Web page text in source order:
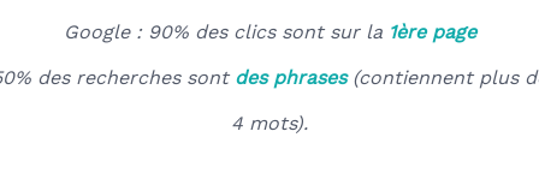
Google : 90% des clics sont sur la 1ère page
des recherches sont des phrases(contiennent plus
4 mots).